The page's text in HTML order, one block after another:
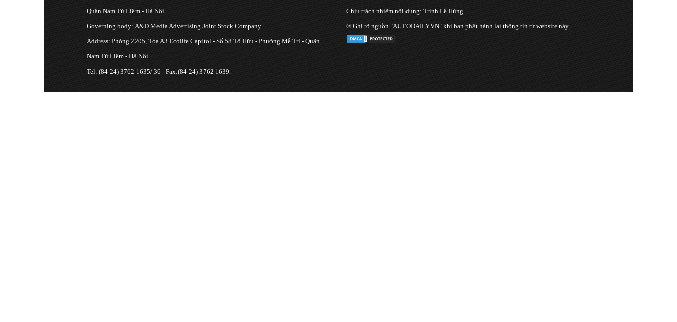
Quận Nam Từ Liêm - Hà Nội
Governing body: A&D Media Advertising Joint Stock Company
Address: Phòng 2205, Tòa A3 Ecolife Capitol - Số 58 Tố Hữu - Phường Mễ Trì - Quận
Nam Từ Liêm - Hà Nội
Tel: (84-24) 3762 1635/ 36 - Fax:(84-24) 3762 1639.
Chịu trách nhiệm nội dung: Trịnh Lê Hùng.
® Ghi rõ nguồn "AUTODAILY.VN" khi bạn phát hành lại thông tin từ website này.